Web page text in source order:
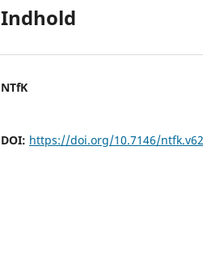
Indhold
NTfK
DOI: https://doi.org/10.7146/